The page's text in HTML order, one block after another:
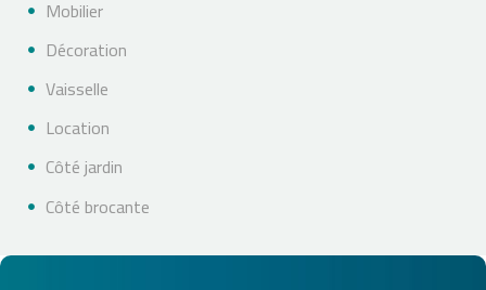
Mobilier
Décoration
Vaisselle
Location
Côté jardin
Côté brocante